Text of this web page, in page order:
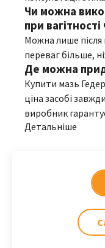
Чи можна
при вагітності
Можна лише після
переваг більше,
Де можна
Купити мазь
ціна засобі
виробник
Детальніше